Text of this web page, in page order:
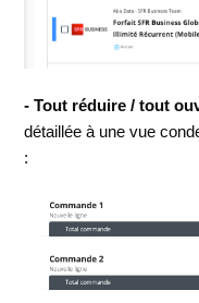
- Tout réduire / tout
détaillée à une vue
: